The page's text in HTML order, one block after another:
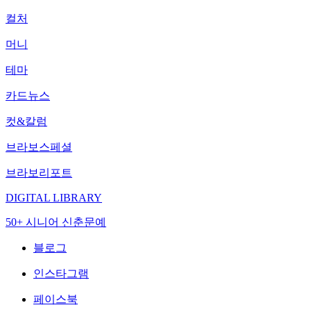
컬처
머니
테마
카드뉴스
컷&칼럼
브라보스페셜
브라보리포트
DIGITAL LIBRARY
50+ 시니어 신춘문예
블로그
인스타그램
페이스북